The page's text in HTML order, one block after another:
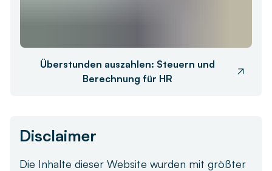
Überstunden auszahlen: Steuern und
Berechnung für HR
Disclaimer
Die Inhalte dieser Website wurden mit größter